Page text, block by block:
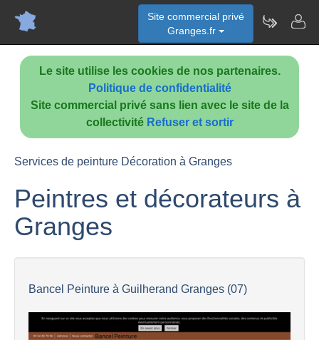
Le site utilise les cookies de nos partenaires.
Politique de confidentialité
Site commercial privé sans lien avec le site de la
collectivité Refuser et sortir
Site commercial privé
Granges.fr
Services de peinture Décoration à Granges
Peintres et décorateurs à
Granges
Bancel Peinture à Guilherand Granges (07)